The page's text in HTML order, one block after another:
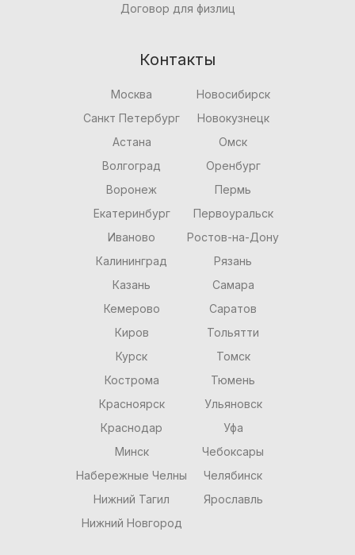
Договор для физлиц
Контакты
Москва
Санкт Петербург
Астана
Волгоград
Воронеж
Екатеринбург
Иваново
Калининград
Казань
Кемерово
Киров
Курск
Кострома
Красноярск
Краснодар
Минск
Набережные Челны
Нижний Тагил
Нижний Новгород
Новосибирск
Новокузнецк
Омск
Оренбург
Пермь
Первоуральск
Ростов-на-Дону
Рязань
Самара
Саратов
Тольятти
Томск
Тюмень
Ульяновск
Уфа
Чебоксары
Челябинск
Ярославль